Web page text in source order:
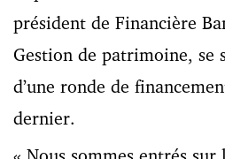
président de Financière
Gestion de patrimoine, se
d’une ronde de
dernier.